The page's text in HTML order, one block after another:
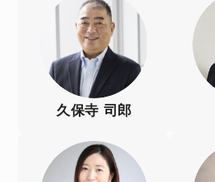
久保寺 司郎